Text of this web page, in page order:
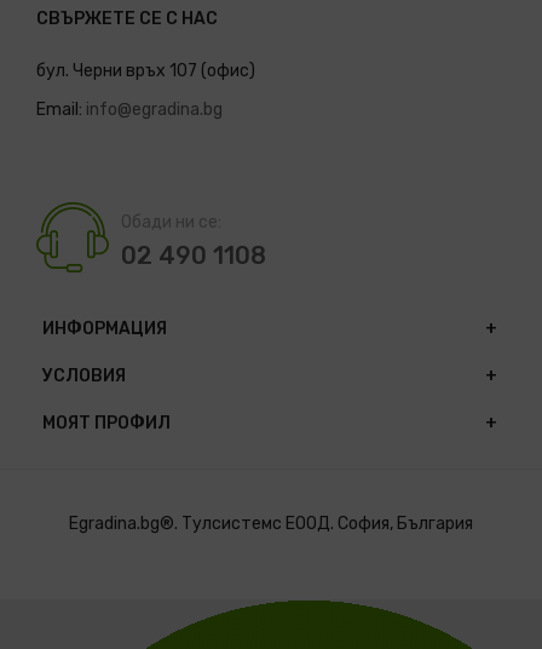
СВЪРЖЕТЕ СЕ С НАС
бул. Черни връх 107 (офис)
Email: info@egradina.bg
Обади ни се:
02 490 1108
ИНФОРМАЦИЯ
УСЛОВИЯ
МОЯТ ПРОФИЛ
Egradina.bg®. Тулсистемс ЕООД. София, България